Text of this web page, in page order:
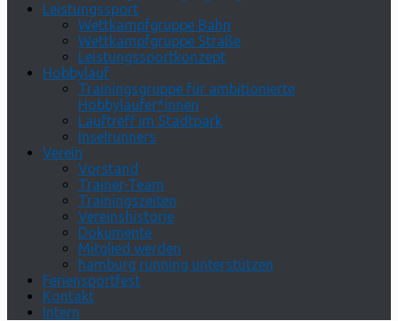
Leistungssport
Wettkampfgruppe Bahn
Wettkampfgruppe Straße
Leistungssportkonzept
Hobbylauf
Trainingsgruppe für ambitionierte
Hobbyläufer*innen
Lauftreff im Stadtpark
Inselrunners
Verein
Vorstand
Trainer-Team
Trainingszeiten
Vereinshistorie
Dokumente
Mitglied werden
hamburg running unterstützen
Feriensportfest
Kontakt
Intern